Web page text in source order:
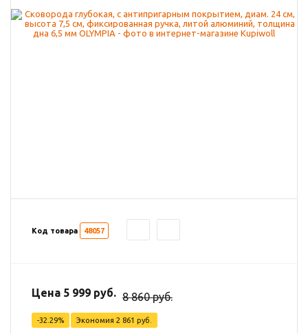
Код товара 48057
Цена 5 999 руб. 8 860 руб.
-32.29% Экономия 2 861 руб.